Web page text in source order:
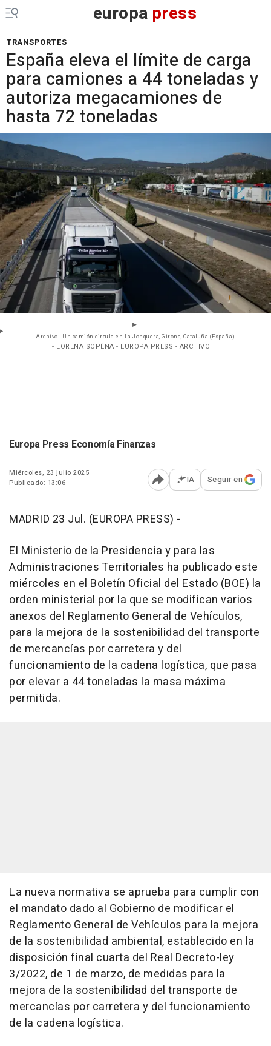
europa press
TRANSPORTES
España eleva el límite de carga
para camiones a 44 toneladas y
autoriza megacamiones de
hasta 72 toneladas
Archivo - Un camión circula en La Jonquera, Girona, Cataluña (España)
- LORENA SOPÊNA - EUROPA PRESS - ARCHIVO
Europa Press Economía Finanzas
Miércoles, 23 julio 2025
Publicado: 13:06
Abrir opciones para
IA Seguir en
MADRID 23 Jul. (EUROPA PRESS) -
El Ministerio de la Presidencia y para las
Administraciones Territoriales ha publicado este
miércoles en el Boletín Oficial del Estado (BOE) la
orden ministerial por la que se modifican varios
anexos del Reglamento General de Vehículos,
para la mejora de la sostenibilidad del transporte
de mercancías por carretera y del
funcionamiento de la cadena logística, que pasa
por elevar a 44 toneladas la masa máxima
permitida.
La nueva normativa se aprueba para cumplir con
el mandato dado al Gobierno de modificar el
Reglamento General de Vehículos para la mejora
de la sostenibilidad ambiental, establecido en la
disposición final cuarta del Real Decreto-ley
3/2022, de 1 de marzo, de medidas para la
mejora de la sostenibilidad del transporte de
mercancías por carretera y del funcionamiento
de la cadena logística.